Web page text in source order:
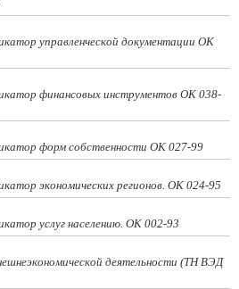
управленческой документации ОК
финансовых инструментов OK 038-
форм собственности ОК 027-99
экономических регионов. ОК 024-95
услуг населению. ОК 002-93
деятельности (ТН ВЭД